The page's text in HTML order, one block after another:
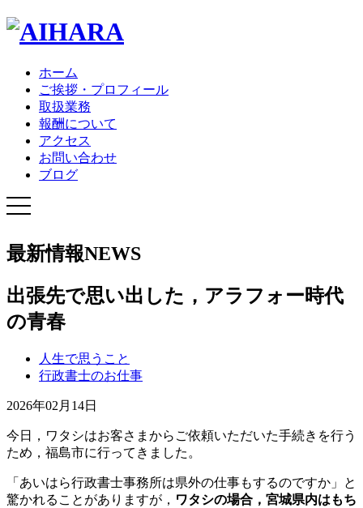
ホーム
ご挨拶・プロフィール
取扱業務
報酬について
アクセス
お問い合わせ
ブログ
最新情報NEWS
出張先で思い出した，アラフォー時代
の青春
人生で思うこと
行政書士のお仕事
2026年02月14日
今日，ワタシはお客さまからご依頼いただいた手続きを行う
ため，福島市に行ってきました。
「あいはら行政書士事務所は県外の仕事もするのですか」と
驚かれることがありますが， ワタシの場合，宮城県内はもち